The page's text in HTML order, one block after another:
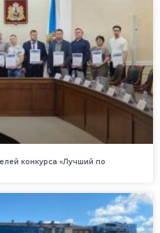
конкурса «Лучший по